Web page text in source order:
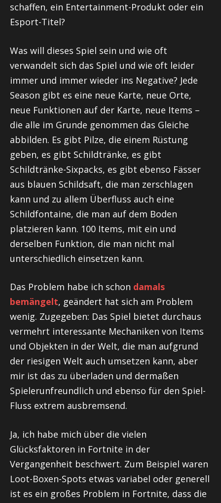
schaffen, ein Entertainment-Produkt oder ein
Esport-Titel?
Was will dieses Spiel sein und wie oft
verwandelt sich das Spiel und wie oft leider
immer und immer wieder ins Negative? Jede
Season gibt es eine neue Karte, neue Orte,
neue Funktionen auf der Karte, neue Items –
die alle im Grunde genommen das Gleiche
abbilden. Es gibt Pilze, die einem Rüstung
geben, es gibt Schildtränke, es gibt
Schildtränke-Sixpacks, es gibt ebenso Fässer
aus blauen Schildsaft, die man zerschlagen
kann und zu allem Überfluss auch eine
Schildfontaine, die man auf dem Boden
platzieren kann. 100 Items, mit ein und
derselben Funktion, die man nicht mal
unterschiedlich einsetzen kann.
Das Problem habe ich schon damals
bemängelt, geändert hat sich am Problem
wenig. Zugegeben: Das Spiel bietet durchaus
vermehrt interessante Mechaniken von Items
und Objekten in der Welt, die man aufgrund
der riesigen Welt auch umsetzen kann, aber
mir ist das zu überladen und dermaßen
Spielerunfreundlich und ebenso für den Spiel-
Fluss extrem ausbremsend.
Ja, ich habe mich über die vielen
Glücksfaktoren in Fortnite in der
Vergangenheit beschwert. Zum Beispiel waren
Loot-Boxen-Spots etwas variabel oder generell
ist es ein großes Problem in Fortnite, dass die